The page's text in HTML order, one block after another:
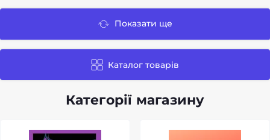
Показати ще
Каталог товарів
Категорії магазину